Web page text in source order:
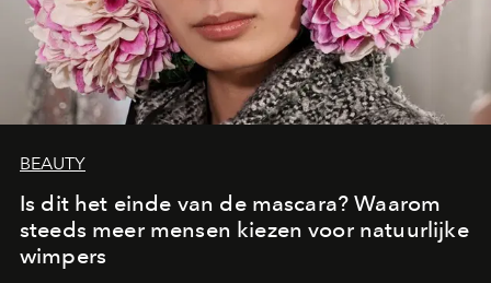
BEAUTY
Is dit het einde van de mascara? Waarom
steeds meer mensen kiezen voor natuurlijke
wimpers